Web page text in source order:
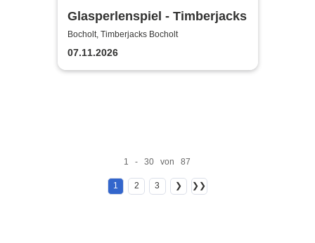
Glasperlenspiel - Timberjacks
Bocholt, Timberjacks Bocholt
07.11.2026
1 - 30 von 87
1 2 3 ❯ ❯❯